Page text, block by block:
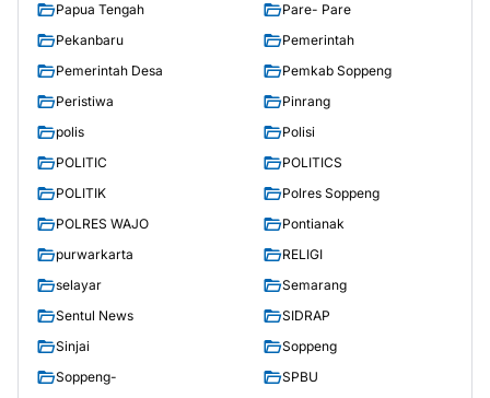
Papua Tengah
Pare- Pare
Pekanbaru
Pemerintah
Pemerintah Desa
Pemkab Soppeng
Peristiwa
Pinrang
polis
Polisi
POLITIC
POLITICS
POLITIK
Polres Soppeng
POLRES WAJO
Pontianak
purwarkarta
RELIGI
selayar
Semarang
Sentul News
SIDRAP
Sinjai
Soppeng
Soppeng-
SPBU